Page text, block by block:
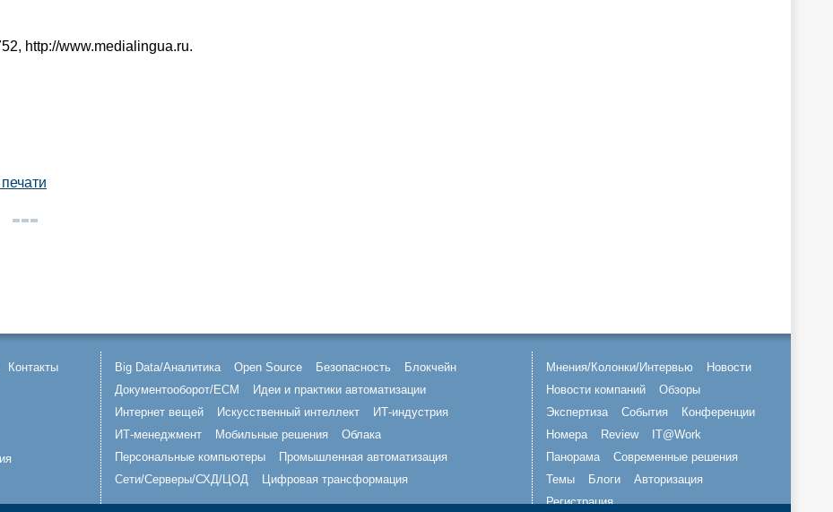
http://www.medialingua.ru.
Контакты Big Data/Аналитика Open Source Безопасность
Блокчейн
Документооборот/ECM
Идеи и практики автоматизации
Интернет вещей
Искусственный интеллект
ИТ-индустрия
ИТ-менеджмент
Мобильные решения
Облака
Персональные компьютеры
Промышленная автоматизация
Сети/Серверы/СХД/ЦОД
Цифровая трансформация
Мнения/Колонки/Интервью
Новости
Новости компаний
Обзоры
Экспертиза
События
Конференции
Номера
Review
IT@Work
Панорама
Современные решения
Темы
Блоги
Авторизация
Регистрация